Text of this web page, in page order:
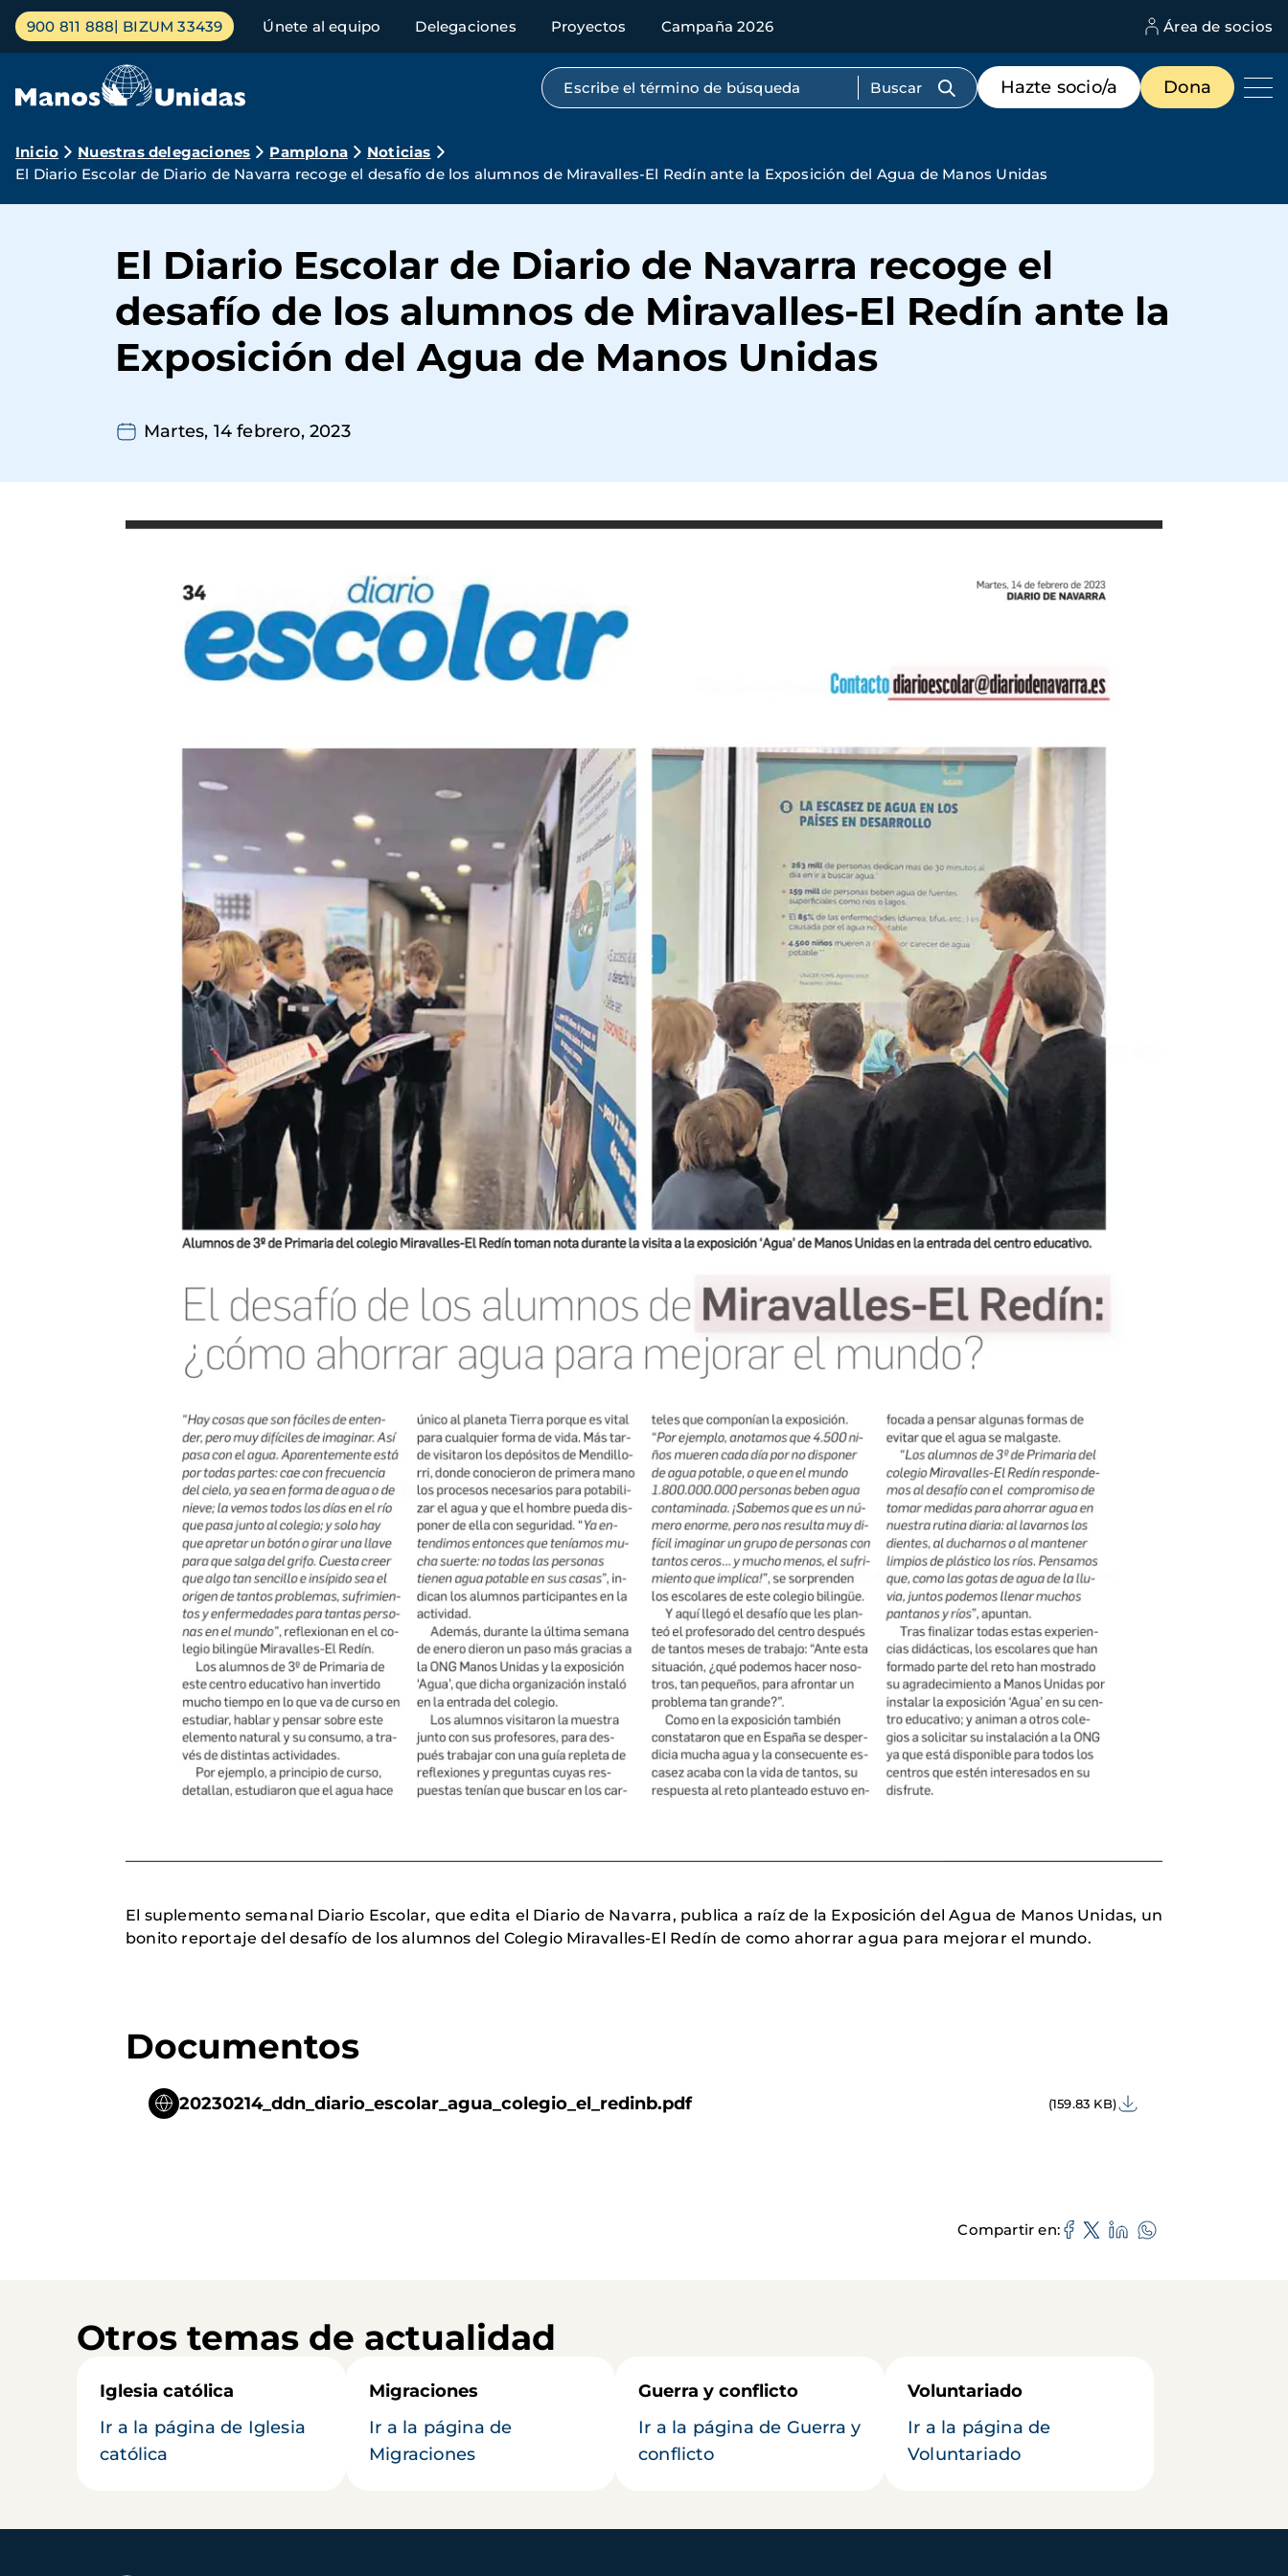
Pasar
contenido
Menú
principal
900 811 888 BIZUM 33439 Únete al equipo Delegaciones Proyectos Campaña 2026 Área de socios
Búsqueda por texto completo
Menú
de
destacados
Hazte socio/a Dona
Ruta
de
navegación
Inicio Nuestras delegaciones Pamplona
Noticias
El Diario Escolar de Diario de Navarra recoge el desafío de los alumnos de Miravalles-El Redín ante la Exposición del Agua de Manos Unidas
El Diario Escolar de Diario de Navarra recoge el
desafío de los alumnos de Miravalles-El Redín ante la
Exposición del Agua de Manos Unidas
Martes, 14 febrero, 2023
El suplemento semanal Diario Escolar, que edita el Diario de Navarra, publica a raíz de la Exposición del Agua de Manos Unidas, un
bonito reportaje del desafío de los alumnos del Colegio Miravalles-El Redín de como ahorrar agua para mejorar el mundo.
Documentos
20230214_ddn_diario_escolar_agua_colegio_el_redinb.pdf (159.83 KB)
Compartir en
Otros temas de actualidad
Iglesia católica
Ir a la página de Iglesia
católica
Migraciones
Ir a la página de
Migraciones
Guerra y conflicto
Ir a la página de Guerra y
conflicto
Voluntariado
Ir a la página de
Voluntariado